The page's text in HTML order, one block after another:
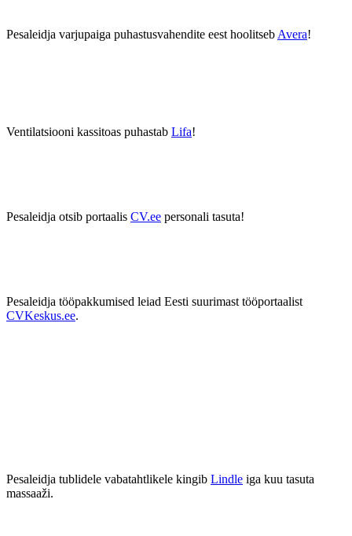
Pesaleidja varjupaiga puhastusvahendite eest hoolitseb Avera!
Ventilatsiooni kassitoas puhastab Lifa!
Pesaleidja otsib portaalis CV.ee personali tasuta!
Pesaleidja tööpakkumised leiad Eesti suurimast tööportaalist
CVKeskus.ee.
Pesaleidja tublidele vabatahtlikele kingib Lindle iga kuu tasuta
massaaži.